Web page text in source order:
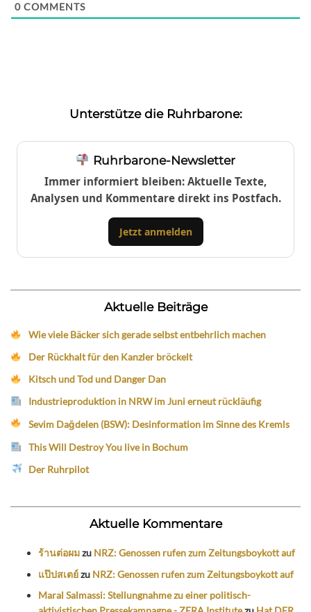
0 COMMENTS
Unterstütze die Ruhrbarone:
Ruhrbarone-Newsletter
Immer informiert bleiben: Aktuelle Texte,
Analysen und Kommentare direkt ins Postfach.
Jetzt anmelden
Aktuelle Beiträge
Wie viele Bäcker sich gerade selbst entbehrlich machen
Der Rückhalt für den Kanzler bröckelt
Kitsch und Tod und Danger Dan
Industrieproduktion in NRW im Juni erneut rückläufig
Sevim Dağdelen (BSW): Desinformation im Sinne des Kremls
This Will Destroy You live in Bochum
Der Ruhrpilot
Aktuelle Kommentare
ร้านต่อผมzu NRZ: Genossen rufen zum Zeitungsboykott auf
แป๊ปสเตย์zu NRZ: Genossen rufen zum Zeitungsboykott auf
Maral Salmassi: Stellungnahme zu einer politisch-